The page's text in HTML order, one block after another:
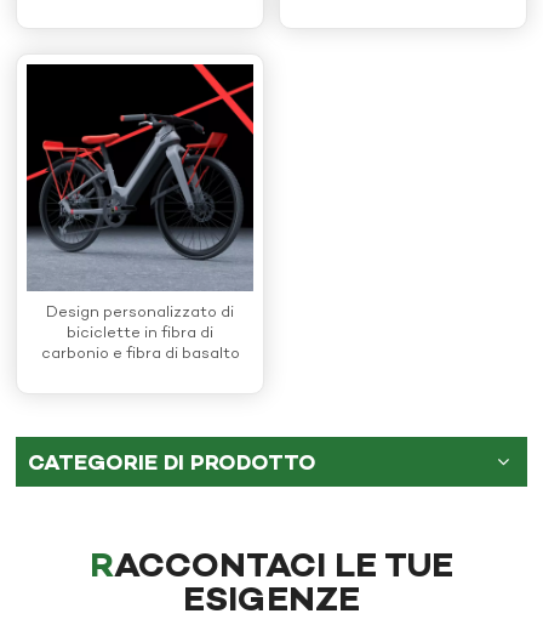
Design personalizzato di
biciclette in fibra di
carbonio e fibra di basalto
CATEGORIE DI PRODOTTO
RACCONTACI LE TUE
ESIGENZE